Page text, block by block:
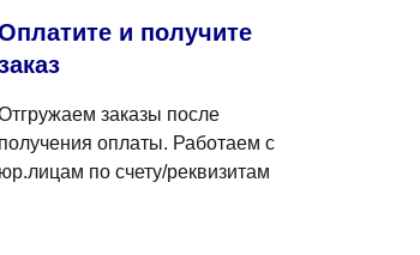
и получите
заказы после
получения оплаты. Работаем с
юр.лицам по счету/реквизитам